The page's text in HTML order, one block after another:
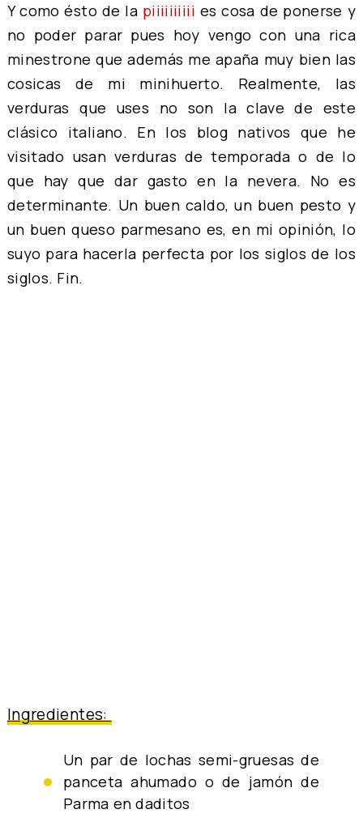
Y como ésto de la piiiiiiiiii es cosa de ponerse y
no poder parar pues hoy vengo con una rica
minestrone que además me apaña muy bien las
cosicas de mi minihuerto. Realmente, las
verduras que uses no son la clave de este
clásico italiano. En los blog nativos que he
visitado usan verduras de temporada o de lo
que hay que dar gasto en la nevera. No es
determinante. Un buen caldo, un buen pesto y
un buen queso parmesano es, en mi opinión, lo
suyo para hacerla perfecta por los siglos de los
siglos. Fin.
Ingredientes:
un par de lochas semi-gruesas de
panceta ahumado o de jamón de
Parma en daditos